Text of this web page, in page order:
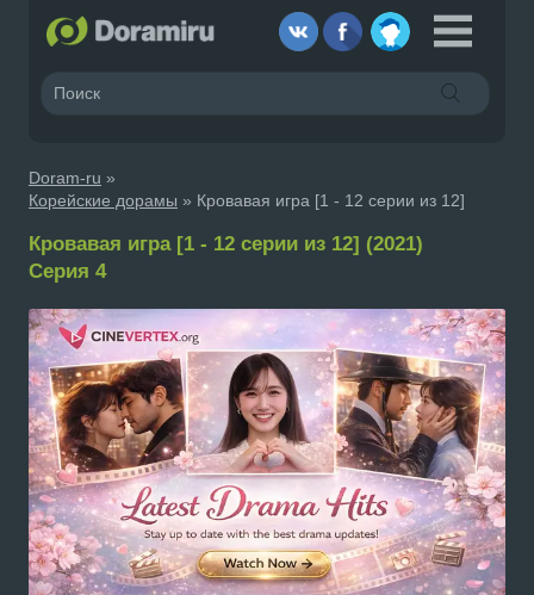
Doram-ru »
Корейские дорамы » Кровавая игра [1 - 12 серии из 12]
Кровавая игра [1 - 12 серии из 12] (2021)
Серия 4